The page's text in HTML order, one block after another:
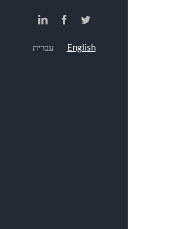
Twitter
Facebook
LinkedIn
English עברית